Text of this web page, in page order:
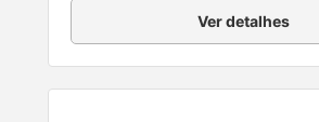
Ver detalhes